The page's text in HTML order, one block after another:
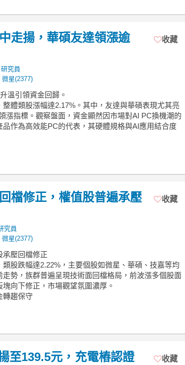
走揚，華碩友達領漲逾
究員
微星(2377)
收藏
溫引領資金回歸。
體類股漲幅達2.17%。其中，友達與華碩表現尤其亮
漲指標。觀察盤面，資金顯然因市場對AI PC換機潮的
作為高效能PC的代表，其硬體規格與AI應用結合度
檔修正，權值股普遍承壓
究員
微星(2377)
收藏
承壓回檔修正
股跌幅達2.22%，主要個股如微星、華碩、技嘉等均
走勢，族群普遍呈現技術面回檔格局，前波漲多個股面
向下修正，市場觀望氛圍濃厚。
轉趨保守
至139.5元，充電樁認證
收藏